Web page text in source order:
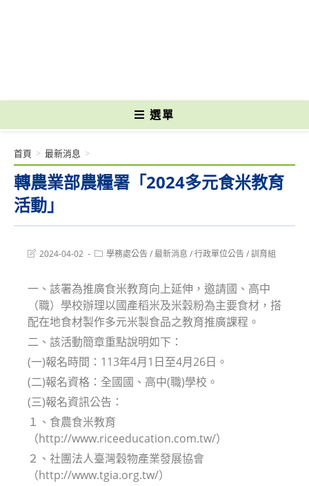
選單
轉農業部農糧署「2024多元食米教育
活動」
首頁 > 最新消息 >
Post2024-04-02
Post學務處公告/最新消息 /行政單位公告/訓育組
一、該署為推廣食米教育向上延伸，邀請國、高中
（職）學校辦理以國產稻米及米穀粉為主要食材，搭
配在地食材製作多元米製食品之教育推廣課程。
二、該活動簡章重點說明如下：
(一)報名時間：113年4月1日至4月26日。
(二)報名資格：全國國、高中(職)學校。
(三)報名資訊公告：
１、食農食米教育
（http://www.riceeducation.com.tw/）
２、社團法人臺灣穀物產業發展協會
（http://www.tgia.org.tw/）